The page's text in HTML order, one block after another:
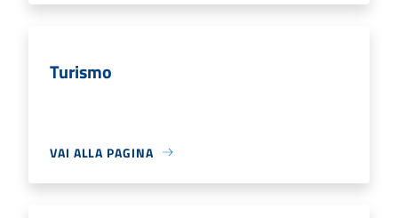
Turismo
VAI ALLA PAGINA